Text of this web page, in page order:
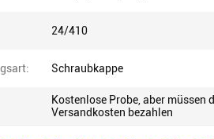
24/410
Schraubkappe
Kostenlose Probe, aber müssen
Versandkosten bezahlen